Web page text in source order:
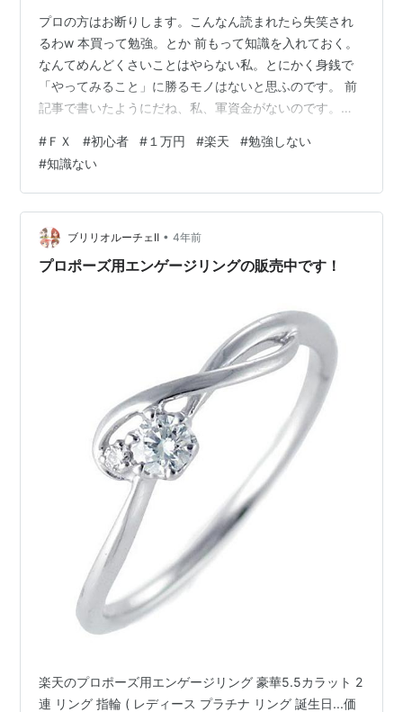
プロの方はお断りします。こんなん読まれたら失笑され
るわw 本買って勉強。とか 前もって知識を入れておく。
なんてめんどくさいことはやらない私。とにかく身銭で
「やってみること」に勝るモノはないと思ふのです。 前
記事で書いたようにだね、私、軍資金がないのです。こ
な中でもやれることはあるはず。そう思い１万円で始め
てみる。 たかが１万円と侮るな。私にとっては搾りだし
た命の御金様なのだ。このとき実は１万円にレバレッジ
２５倍で２５万円の運用ができると勘違いしてますw（ア
ホ） では早速、１万円、半日実践の結果とやってみて分
かったことを…
# ＦＸ #初心者 # １万円 #楽天 #勉強しない
#知識ない
ブリリオルーチェⅡ • 4年前
プロポーズ用エンゲージリングの販売中です！
楽天のプロポーズ用エンゲージリング 豪華5.5カラット 2
連 リング 指輪 ( レディース プラチナ リング 誕生日...価